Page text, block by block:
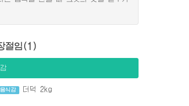
절임(1)
식감 더덕 2kg